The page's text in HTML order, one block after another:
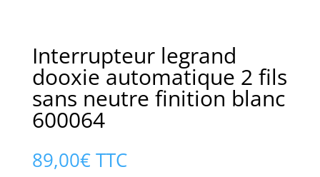
Interrupteur legrand
dooxie automatique 2 fils
sans neutre finition blanc
600064
89,00€ TTC